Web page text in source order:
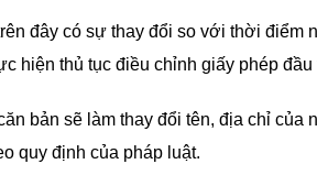
đây có sự thay đổi so với thời
hiện thủ tục điều chỉnh giấy phép đầu
bản sẽ làm thay đổi tên, địa chỉ của
quy định của pháp luật.